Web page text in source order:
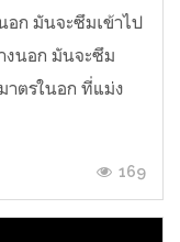
อก มันจะซึมเข้าไป
งนอก มันจะซึม
าตรในอก ที่แม่ง
169